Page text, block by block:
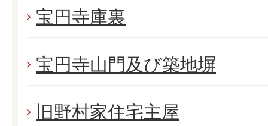
宝円寺庫裏
宝円寺山門及び築地塀
旧野村家住宅主屋